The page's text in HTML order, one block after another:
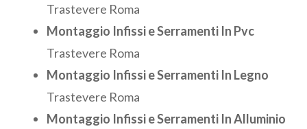
Trastevere Roma
Montaggio Infissi e Serramenti In Pvc
Trastevere Roma
Montaggio Infissi e Serramenti In Legno
Trastevere Roma
Montaggio Infissi e Serramenti In Alluminio